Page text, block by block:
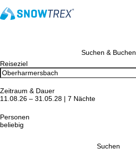
Suchen & Buchen
Reiseziel
Zeitraum & Dauer
11.08.26 – 31.05.28 | 7 Nächte
Personen
beliebig
Suchen